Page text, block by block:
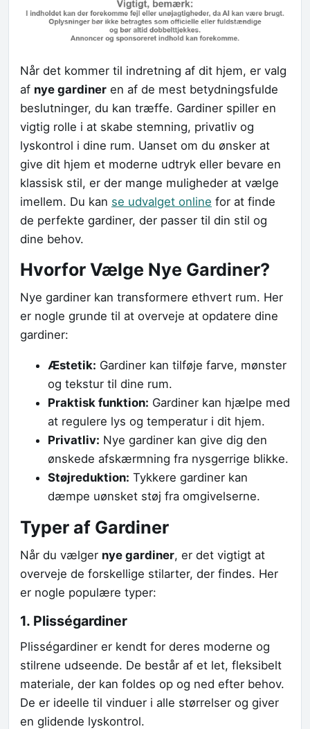
Når det kommer til indretning af dit hjem, er valg
af nye gardiner en af de mest betydningsfulde
beslutninger, du kan træffe. Gardiner spiller en
vigtig rolle i at skabe stemning, privatliv og
lyskontrol i dine rum. Uanset om du ønsker at
give dit hjem et moderne udtryk eller bevare en
klassisk stil, er der mange muligheder at vælge
imellem. Du kan se udvalget online for at finde
de perfekte gardiner, der passer til din stil og
dine behov.
Hvorfor Vælge Nye Gardiner?
Nye gardiner kan transformere ethvert rum. Her
er nogle grunde til at overveje at opdatere dine
gardiner:
Æstetik: Gardiner kan tilføje farve, mønster
og tekstur til dine rum.
Praktisk funktion: Gardiner kan hjælpe med
at regulere lys og temperatur i dit hjem.
Privatliv: Nye gardiner kan give dig den
ønskede afskærmning fra nysgerrige blikke.
Støjreduktion: Tykkere gardiner kan
dæmpe uønsket støj fra omgivelserne.
Typer af Gardiner
Når du vælger nye gardiner, er det vigtigt at
overveje de forskellige stilarter, der findes. Her
er nogle populære typer:
1. Plisségardiner
Plisségardiner er kendt for deres moderne og
stilrene udseende. De består af et let, fleksibelt
materiale, der kan foldes op og ned efter behov.
De er ideelle til vinduer i alle størrelser og giver
en glidende lyskontrol.